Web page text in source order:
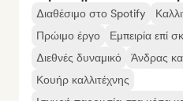
Διαθέσιμο στο Spotify
Πρώιμο έργο
Εμπειρία επί
Διεθνές δυναμικό
Άνδρας
Κουήρ καλλιτέχνης